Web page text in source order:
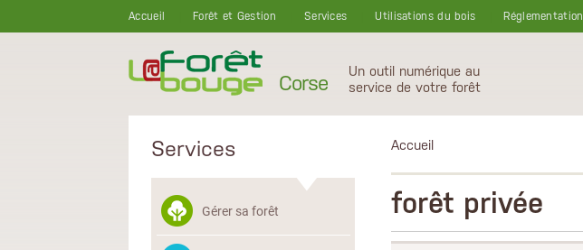
Accueil
Forêt et Gestion Services Utilisations du bois Réglementation
Corse
Un outil numérique au
service de votre forêt
Services
Gérer sa forêt
Accueil
forêt privée